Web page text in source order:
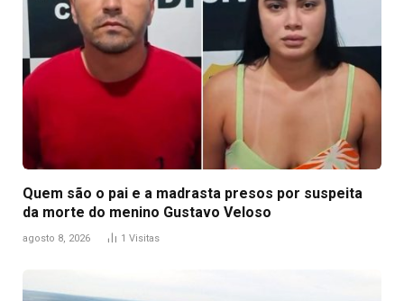
Quem são o pai e a madrasta presos por suspeita
da morte do menino Gustavo Veloso
agosto 8, 2026 1 Visitas